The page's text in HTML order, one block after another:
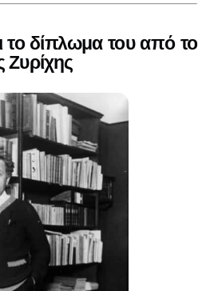
το δίπλωμα του από το
Ζυρίχης